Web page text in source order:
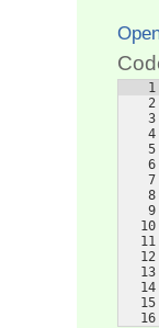
1
2
3
4
5
6
7
8
9
10
11
12
13
14
15
16